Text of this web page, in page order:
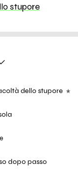
stupore
dello stupore
dopo passo